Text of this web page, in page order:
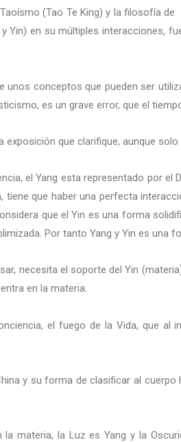
(Tao Te King) y la filosofía
Yin) en su múltiples interacciones,
unos conceptos que pueden ser
es un grave error, que el
exposición que clarifique, aunque
el Yang esta representado por
que haber una perfecta
que el Yin es una forma
Por tanto Yang y Yin es una
necesita el soporte del Yin
en la materia.
el fuego de la Vida, que al
y su forma de clasificar al
materia, la Luz es Yang y la